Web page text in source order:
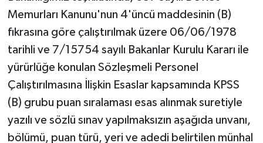
Memurları Kanunu'nun 4'üncü maddesinin (B)
fıkrasına göre çalıştırılmak üzere 06/06/1978
tarihli ve 7/15754 sayılı Bakanlar Kurulu Kararı ile
yürürlüğe konulan Sözleşmeli Personel
Çalıştırılmasına İlişkin Esaslar kapsamında KPSS
(B) grubu puan sıralaması esas alınmak suretiyle
yazılı ve sözlü sınav yapılmaksızın aşağıda unvanı,
bölümü, puan türü, yeri ve adedi belirtilen münhal